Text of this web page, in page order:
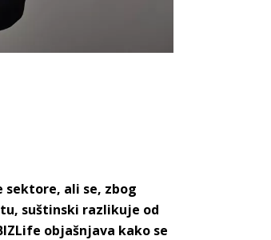
sektore, ali se, zbog
suštinski razlikuje od
objašnjava kako se